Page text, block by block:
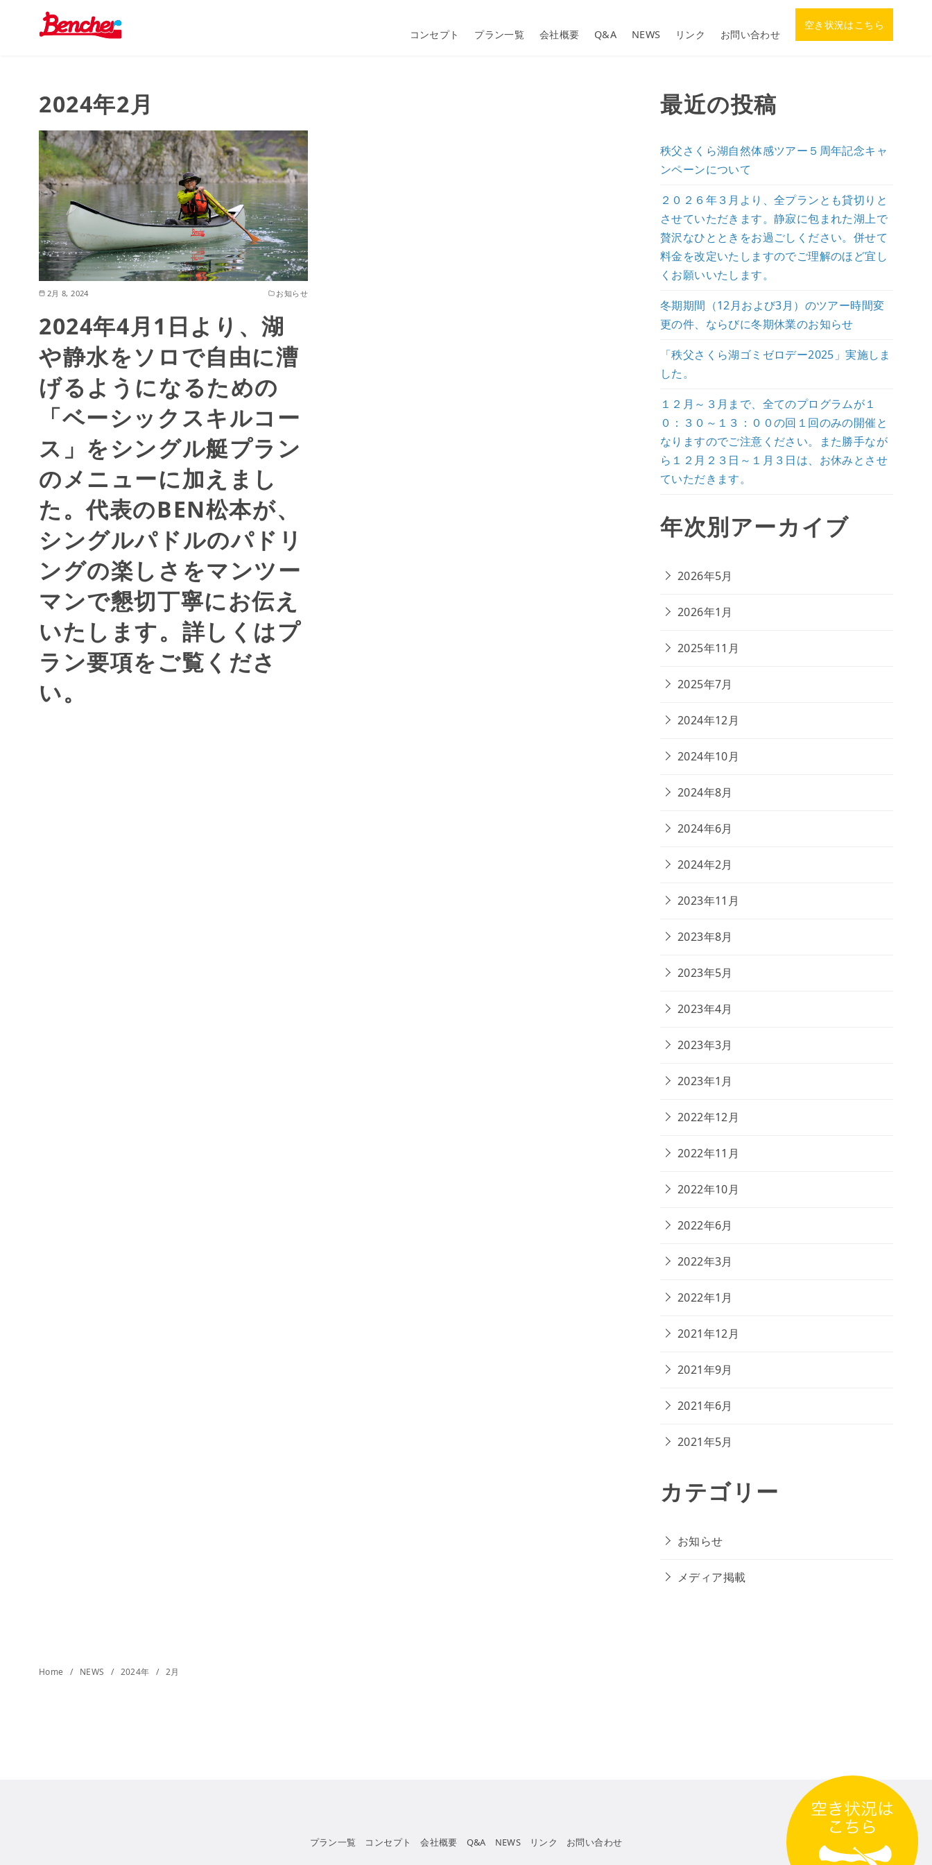
コンセプト プラン一覧 会社概要 Q&A NEWS リンク お問い合わせ
空き状況はこちら
2024年2月
2月 8, 2024 お知らせ
2024年4月1日より、湖
や静水をソロで自由に漕
げるようになるための
「ベーシックスキルコー
ス」をシングル艇プラン
のメニューに加えまし
た。代表のBEN松本が、
シングルパドルのパドリ
ングの楽しさをマンツー
マンで懇切丁寧にお伝え
いたします。詳しくはプ
ラン要項をご覧くださ
い。
最近の投稿
秩父さくら湖自然体感ツアー５周年記念キャ
ンペーンについて
２０２６年３月より、全プランとも貸切りと
させていただきます。静寂に包まれた湖上で
贅沢なひとときをお過ごしください。併せて
料金を改定いたしますのでご理解のほど宜し
くお願いいたします。
冬期期間（12月および3月）のツアー時間変
更の件、ならびに冬期休業のお知らせ
「秩父さくら湖ゴミゼロデー2025」実施しま
した。
１２月～３月まで、全てのプログラムが１
０：３０～１３：００の回１回のみの開催と
なりますのでご注意ください。また勝手なが
ら１２月２３日～１月３日は、お休みとさせ
ていただきます。
年次別アーカイブ
2026年5月
2026年1月
2025年11月
2025年7月
2024年12月
2024年10月
2024年8月
2024年6月
2024年2月
2023年11月
2023年8月
2023年5月
2023年4月
2023年3月
2023年1月
2022年12月
2022年11月
2022年10月
2022年6月
2022年3月
2022年1月
2021年12月
2021年9月
2021年6月
2021年5月
カテゴリー
お知らせ
メディア掲載
Home NEWS 2024年 2月
プラン一覧 コンセプト 会社概要 Q&A NEWS リンク お問い合わせ